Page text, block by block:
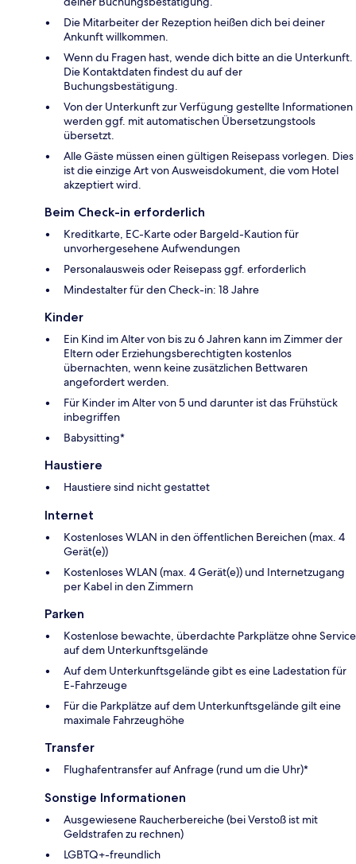
Die Mitarbeiter der Rezeption heißen dich bei deiner
Ankunft willkommen.
Wenn du Fragen hast, wende dich bitte an die Unterkunft.
Die Kontaktdaten findest du auf der
Buchungsbestätigung.
Von der Unterkunft zur Verfügung gestellte Informationen
werden ggf. mit automatischen Übersetzungstools
übersetzt.
Alle Gäste müssen einen gültigen Reisepass vorlegen. Dies
ist die einzige Art von Ausweisdokument, die vom Hotel
akzeptiert wird.
Beim Check-in erforderlich
Kreditkarte, EC-Karte oder Bargeld-Kaution für
unvorhergesehene Aufwendungen
Personalausweis oder Reisepass ggf. erforderlich
Mindestalter für den Check-in: 18 Jahre
Kinder
Ein Kind im Alter von bis zu 6 Jahren kann im Zimmer der
Eltern oder Erziehungsberechtigten kostenlos
übernachten, wenn keine zusätzlichen Bettwaren
angefordert werden.
Für Kinder im Alter von 5 und darunter ist das Frühstück
inbegriffen
Babysitting*
Haustiere
Haustiere sind nicht gestattet
Internet
Kostenloses WLAN in den öffentlichen Bereichen (max. 4
Gerät(e))
Kostenloses WLAN (max. 4 Gerät(e)) und Internetzugang
per Kabel in den Zimmern
Parken
Kostenlose bewachte, überdachte Parkplätze ohne Service
auf dem Unterkunftsgelände
Auf dem Unterkunftsgelände gibt es eine Ladestation für
E-Fahrzeuge
Für die Parkplätze auf dem Unterkunftsgelände gilt eine
maximale Fahrzeughöhe
Transfer
Flughafentransfer auf Anfrage (rund um die Uhr)*
Sonstige Informationen
Ausgewiesene Raucherbereiche (bei Verstoß ist mit
Geldstrafen zu rechnen)
LGBTQ+-freundlich